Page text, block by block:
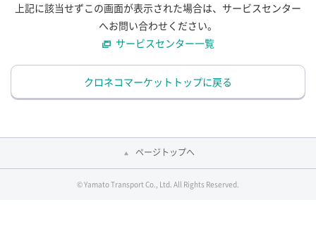
上記に該当せずこの画面が表示された場合は、サービスセンター
へお問い合わせください。
サービスセンター一覧
クロネコマーケットトップに戻る
ページトップへ
© Yamato Transport Co., Ltd. All Rights Reserved.